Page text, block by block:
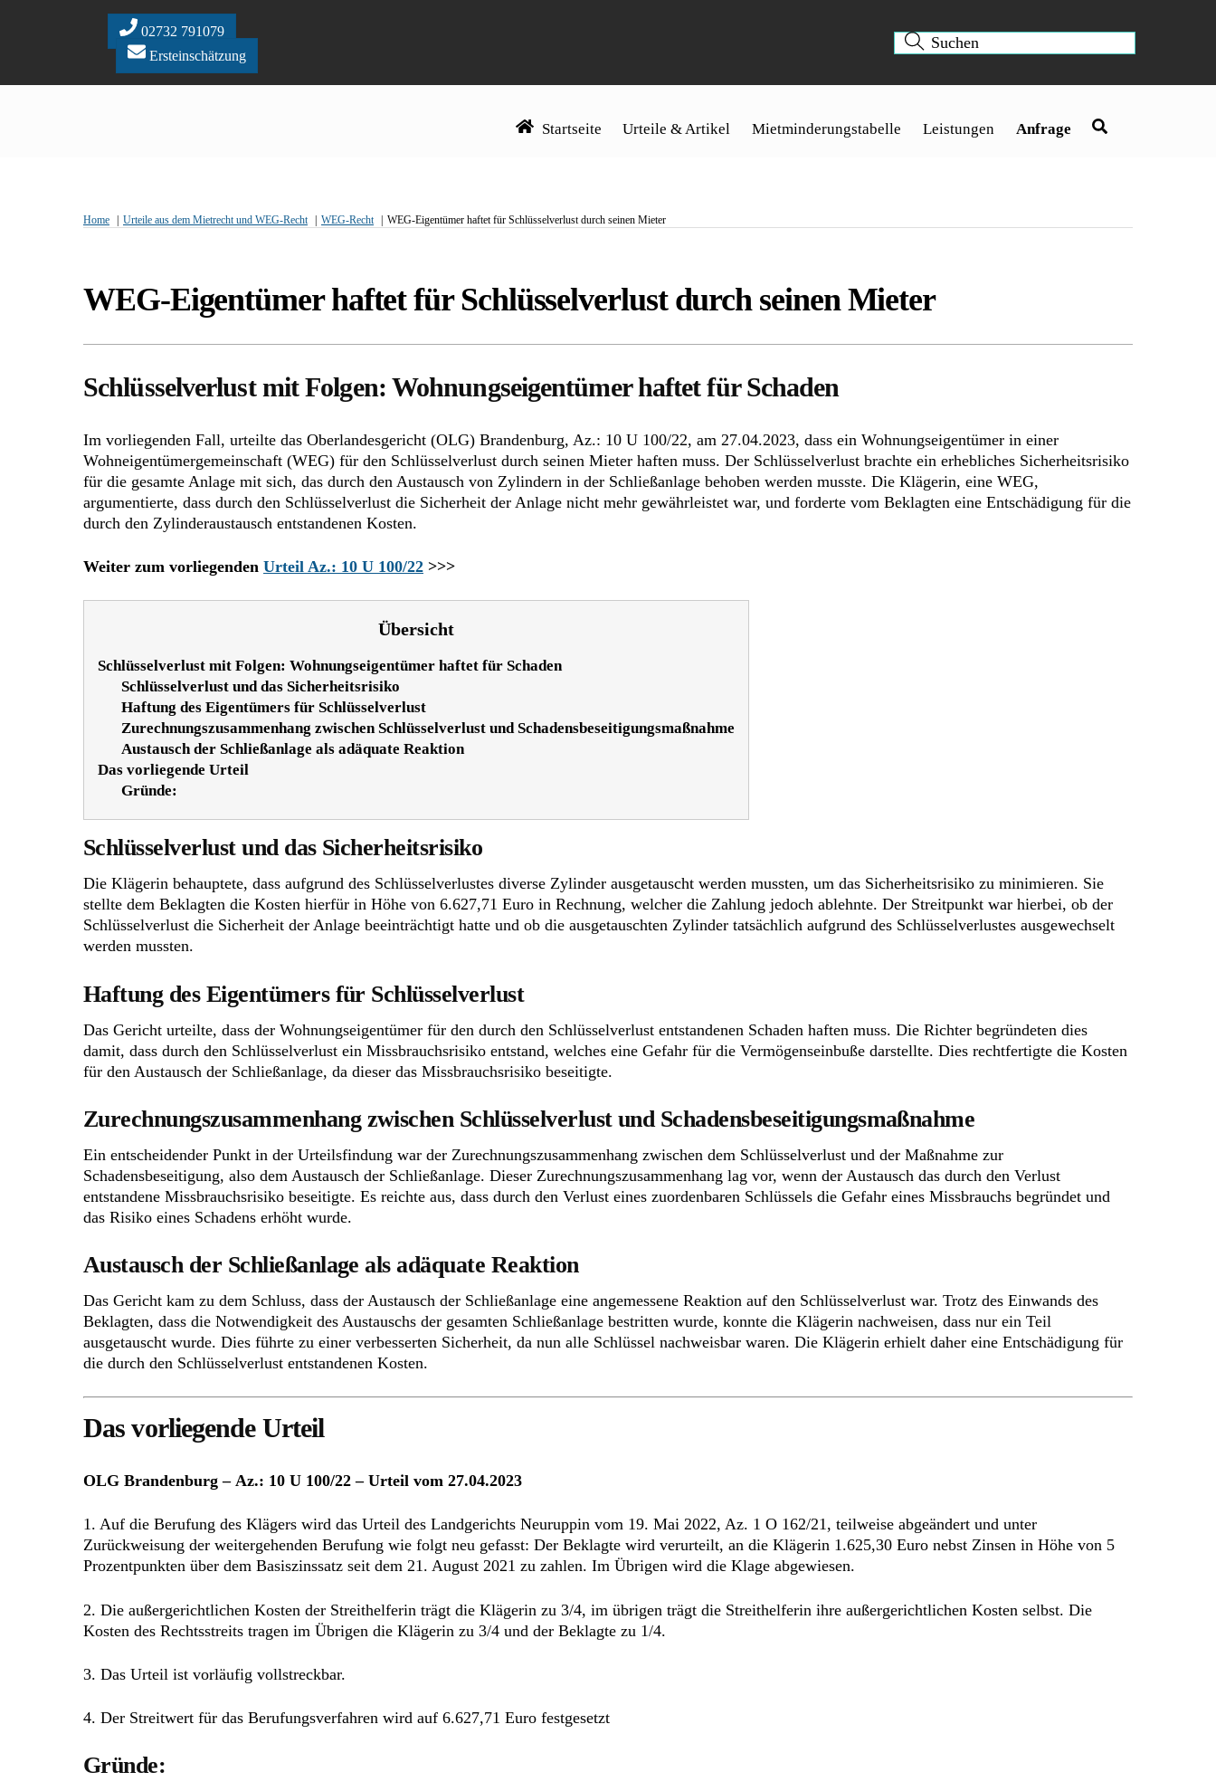
02732 791079
Ersteinschätzung
Startseite Urteile & Artikel Mietminderungstabelle Leistungen Anfrage
Home Urteile aus dem Mietrecht und WEG-Recht WEG-Recht WEG-Eigentümer haftet für Schlüsselverlust durch seinen Mieter
WEG-Eigentümer haftet für Schlüsselverlust durch seinen Mieter
Schlüsselverlust mit Folgen: Wohnungseigentümer haftet für Schaden
Im vorliegenden Fall, urteilte das Oberlandesgericht (OLG) Brandenburg, Az.: 10 U 100/22, am 27.04.2023, dass ein Wohnungseigentümer in einer
Wohneigentümergemeinschaft (WEG) für den Schlüsselverlust durch seinen Mieter haften muss. Der Schlüsselverlust brachte ein erhebliches Sicherheitsrisiko
für die gesamte Anlage mit sich, das durch den Austausch von Zylindern in der Schließanlage behoben werden musste. Die Klägerin, eine WEG,
argumentierte, dass durch den Schlüsselverlust die Sicherheit der Anlage nicht mehr gewährleistet war, und forderte vom Beklagten eine Entschädigung für die
durch den Zylinderaustausch entstandenen Kosten.
Weiter zum vorliegenden Urteil Az.: 10 U 100/22 >>>
Übersicht
Schlüsselverlust mit Folgen: Wohnungseigentümer haftet für Schaden
Schlüsselverlust und das Sicherheitsrisiko
Haftung des Eigentümers für Schlüsselverlust
Zurechnungszusammenhang zwischen Schlüsselverlust und Schadensbeseitigungsmaßnahme
Austausch der Schließanlage als adäquate Reaktion
Das vorliegende Urteil
Gründe:
Schlüsselverlust und das Sicherheitsrisiko
Die Klägerin behauptete, dass aufgrund des Schlüsselverlustes diverse Zylinder ausgetauscht werden mussten, um das Sicherheitsrisiko zu minimieren. Sie
stellte dem Beklagten die Kosten hierfür in Höhe von 6.627,71 Euro in Rechnung, welcher die Zahlung jedoch ablehnte. Der Streitpunkt war hierbei, ob der
Schlüsselverlust die Sicherheit der Anlage beeinträchtigt hatte und ob die ausgetauschten Zylinder tatsächlich aufgrund des Schlüsselverlustes ausgewechselt
werden mussten.
Haftung des Eigentümers für Schlüsselverlust
Das Gericht urteilte, dass der Wohnungseigentümer für den durch den Schlüsselverlust entstandenen Schaden haften muss. Die Richter begründeten dies
damit, dass durch den Schlüsselverlust ein Missbrauchsrisiko entstand, welches eine Gefahr für die Vermögenseinbuße darstellte. Dies rechtfertigte die Kosten
für den Austausch der Schließanlage, da dieser das Missbrauchsrisiko beseitigte.
Zurechnungszusammenhang zwischen Schlüsselverlust und Schadensbeseitigungsmaßnahme
Ein entscheidender Punkt in der Urteilsfindung war der Zurechnungszusammenhang zwischen dem Schlüsselverlust und der Maßnahme zur
Schadensbeseitigung, also dem Austausch der Schließanlage. Dieser Zurechnungszusammenhang lag vor, wenn der Austausch das durch den Verlust
entstandene Missbrauchsrisiko beseitigte. Es reichte aus, dass durch den Verlust eines zuordenbaren Schlüssels die Gefahr eines Missbrauchs begründet und
das Risiko eines Schadens erhöht wurde.
Austausch der Schließanlage als adäquate Reaktion
Das Gericht kam zu dem Schluss, dass der Austausch der Schließanlage eine angemessene Reaktion auf den Schlüsselverlust war. Trotz des Einwands des
Beklagten, dass die Notwendigkeit des Austauschs der gesamten Schließanlage bestritten wurde, konnte die Klägerin nachweisen, dass nur ein Teil
ausgetauscht wurde. Dies führte zu einer verbesserten Sicherheit, da nun alle Schlüssel nachweisbar waren. Die Klägerin erhielt daher eine Entschädigung für
die durch den Schlüsselverlust entstandenen Kosten.
Das vorliegende Urteil
OLG Brandenburg – Az.: 10 U 100/22 – Urteil vom 27.04.2023
1. Auf die Berufung des Klägers wird das Urteil des Landgerichts Neuruppin vom 19. Mai 2022, Az. 1 O 162/21, teilweise abgeändert und unter
Zurückweisung der weitergehenden Berufung wie folgt neu gefasst: Der Beklagte wird verurteilt, an die Klägerin 1.625,30 Euro nebst Zinsen in Höhe von 5
Prozentpunkten über dem Basiszinssatz seit dem 21. August 2021 zu zahlen. Im Übrigen wird die Klage abgewiesen.
2. Die außergerichtlichen Kosten der Streithelferin trägt die Klägerin zu 3/4, im übrigen trägt die Streithelferin ihre außergerichtlichen Kosten selbst. Die
Kosten des Rechtsstreits tragen im Übrigen die Klägerin zu 3/4 und der Beklagte zu 1/4.
3. Das Urteil ist vorläufig vollstreckbar.
4. Der Streitwert für das Berufungsverfahren wird auf 6.627,71 Euro festgesetzt
Gründe: